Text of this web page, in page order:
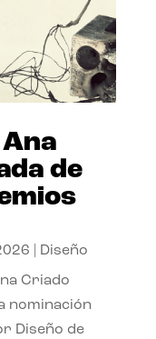
de
Diseño
Criado
nominación
Diseño de